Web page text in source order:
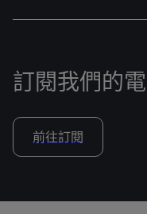
訂閱我們的
前往訂閱